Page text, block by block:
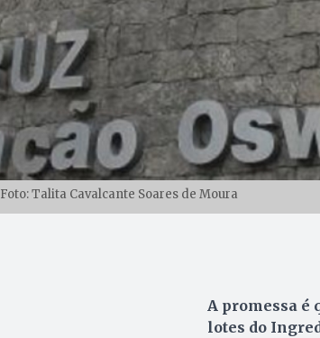
Foto: Talita Cavalcante Soares de Moura
A promessa é
lotes do